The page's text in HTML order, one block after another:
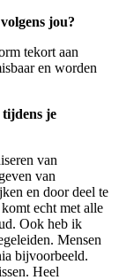
jou?
tekort aan
en worden
tijdens je
van
van
en door deel te
echt met alle
Ook heb ik
Mensen
bijvoorbeeld.
Heel